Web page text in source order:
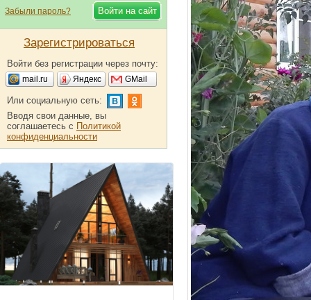
Забыли пароль?
Зарегистрироваться
Войти без регистрации через почту:
mail.ru Яндекс GMail
Или социальную сеть:
Вводя свои данные, вы
соглашаетесь с Политикой
конфиденциальности